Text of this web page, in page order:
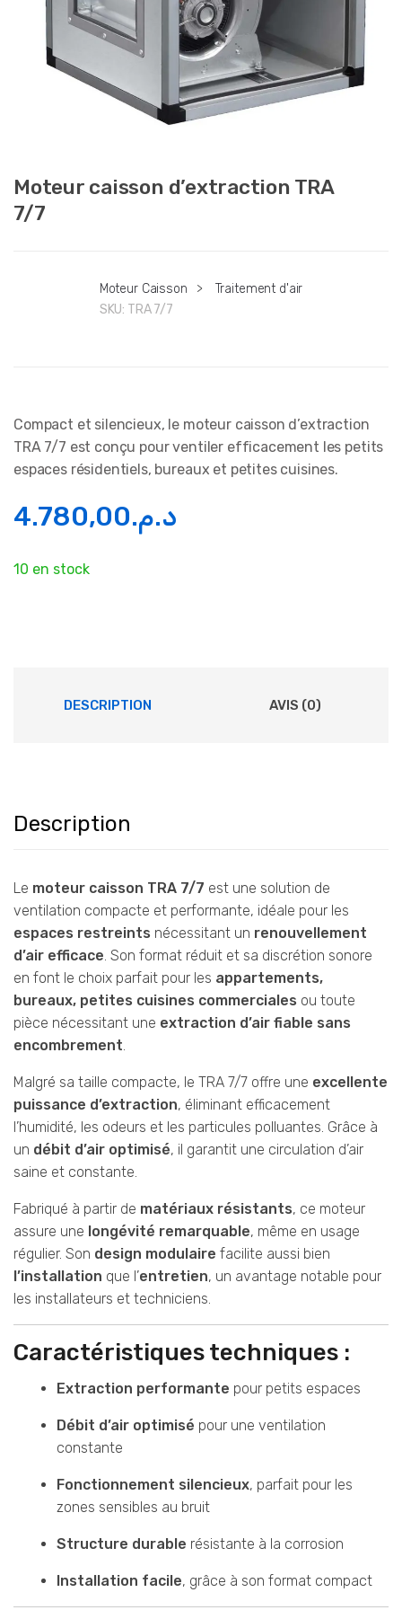
Moteur caisson d’extraction TRA
7/7
Moteur Caisson >
Traitement d'air
SKU: TRA 7/7
Compact et silencieux, le moteur caisson d’extraction
TRA 7/7 est conçu pour ventiler efficacement les petits
espaces résidentiels, bureaux et petites cuisines.
د.م.4.780,00
10 en stock
DESCRIPTION AVIS (0)
Description
Le moteur caisson TRA 7/7 est une solution de
ventilation compacte et performante, idéale pour les
espaces restreints nécessitant un renouvellement
d’air efficace . Son format réduit et sa discrétion sonore
en font le choix parfait pour les appartements,
bureaux, petites cuisines commerciales ou toute
pièce nécessitant une extraction d’air fiable sans
encombrement
Malgré sa taille compacte, le TRA 7/7 offre une excellente
puissance d’extraction, éliminant efficacement
l’humidité, les odeurs et les particules polluantes. Grâce à
un débit d’air optimisé, il garantit une circulation d’air
saine et constante.
Fabriqué à partir de matériaux résistants, ce moteur
assure une longévité remarquable, même en usage
régulier. Son design modulaire facilite aussi bien
l’installation que l’entretien, un avantage notable pour
les installateurs et techniciens.
Caractéristiques techniques :
Extraction performante pour petits espaces
Débit d’air optimisé pour une ventilation
constante
Fonctionnement silencieux, parfait pour les
zones sensibles au bruit
Structure durable résistante à la corrosion
Installation facile, grâce à son format compact